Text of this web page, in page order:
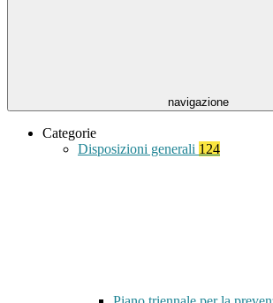
navigazione
Categorie
Disposizioni generali 124